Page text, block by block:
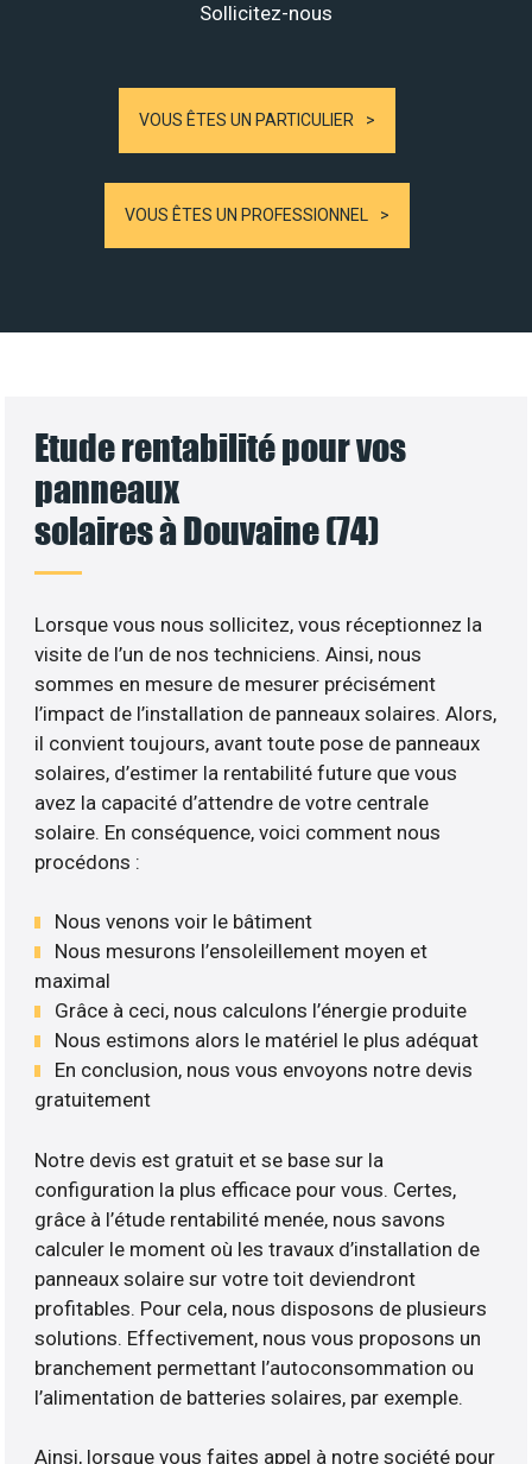
Sollicitez-nous
VOUS ÊTES UN PARTICULIER
VOUS ÊTES UN PROFESSIONNEL
Etude rentabilité pour vos
panneaux
solaires à Douvaine (74)
Lorsque vous nous sollicitez, vous réceptionnez la
visite de l’un de nos techniciens. Ainsi, nous
sommes en mesure de mesurer précisément
l’impact de l’installation de panneaux solaires. Alors,
il convient toujours, avant toute pose de panneaux
solaires, d’estimer la rentabilité future que vous
avez la capacité d’attendre de votre centrale
solaire. En conséquence, voici comment nous
procédons :
Nous venons voir le bâtiment
Nous mesurons l’ensoleillement moyen et
maximal
Grâce à ceci, nous calculons l’énergie produite
Nous estimons alors le matériel le plus adéquat
En conclusion, nous vous envoyons notre devis
gratuitement
Notre devis est gratuit et se base sur la
configuration la plus efficace pour vous. Certes,
grâce à l’étude rentabilité menée, nous savons
calculer le moment où les travaux d’installation de
panneaux solaire sur votre toit deviendront
profitables. Pour cela, nous disposons de plusieurs
solutions. Effectivement, nous vous proposons un
branchement permettant l’autoconsommation ou
l’alimentation de batteries solaires, par exemple.
Ainsi, lorsque vous faites appel à notre société pour